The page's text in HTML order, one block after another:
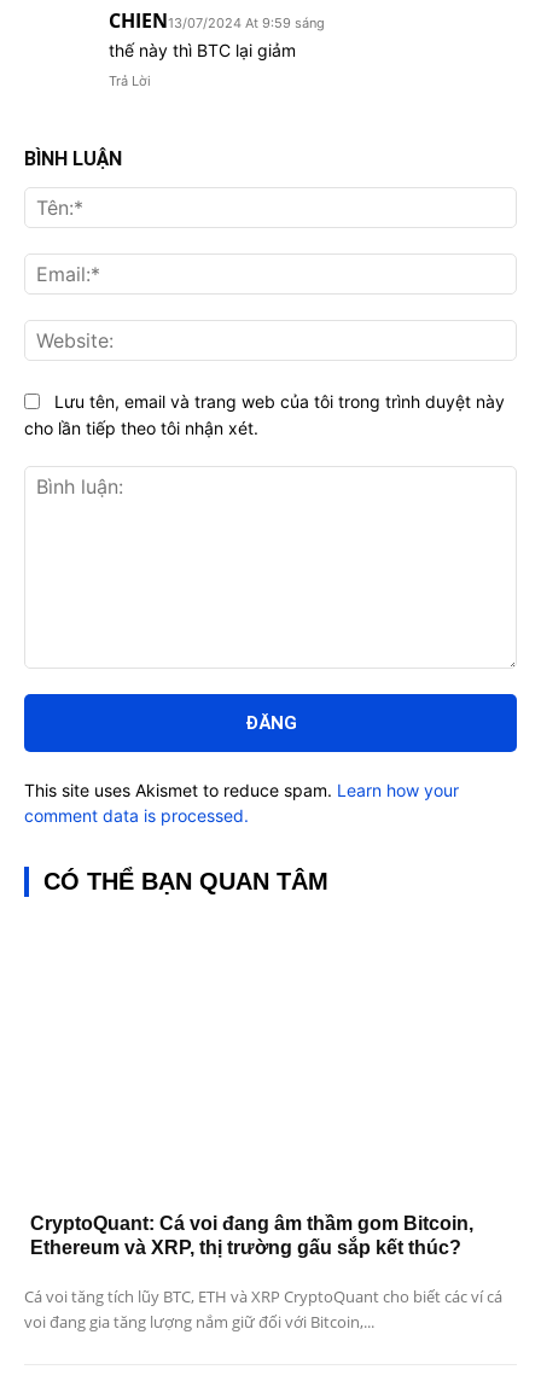
CHIEN13/07/2024 At 9:59 sáng
thế này thì BTC lại giảm
Trả Lời
BÌNH LUẬN
luận:
Lưu tên, email và trang web của tôi trong trình duyệt này
cho lần tiếp theo tôi nhận xét.
This site uses Akismet to reduce spam. Learn how your
comment data is processed.
CÓ THỂ BẠN QUAN TÂM
CryptoQuant: Cá voi đang âm thầm gom Bitcoin,
Ethereum và XRP, thị trường gấu sắp kết thúc?
Cá voi tăng tích lũy BTC, ETH và XRP CryptoQuant cho biết các ví cá
voi đang gia tăng lượng nắm giữ đối với Bitcoin,...